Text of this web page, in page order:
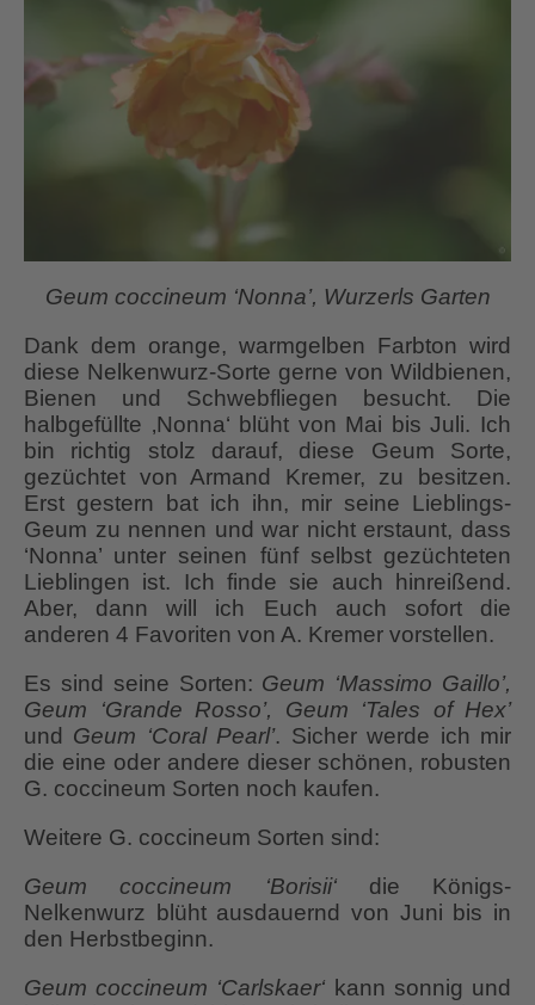
Geum coccineum ‘Nonna’, Wurzerls Garten
Dank dem orange, warmgelben Farbton wird
diese Nelkenwurz-Sorte gerne von Wildbienen,
Bienen und Schwebfliegen besucht. Die
halbgefüllte ‚Nonna‘ blüht von Mai bis Juli. Ich
bin richtig stolz darauf, diese Geum Sorte,
gezüchtet von Armand Kremer, zu besitzen.
Erst gestern bat ich ihn, mir seine Lieblings-
Geum zu nennen und war nicht erstaunt, dass
‘Nonna’ unter seinen fünf selbst gezüchteten
Lieblingen ist. Ich finde sie auch hinreißend.
Aber, dann will ich Euch auch sofort die
anderen 4 Favoriten von A. Kremer vorstellen.
Es sind seine Sorten: Geum ‘Massimo Gaillo’,
Geum ‘Grande Rosso’, Geum ‘Tales of Hex’
und Geum ‘Coral Pearl’. Sicher werde ich mir
die eine oder andere dieser schönen, robusten
G. coccineum Sorten noch kaufen.
Weitere G. coccineum Sorten sind:
Geum coccineum ‘Borisii‘die Königs-
Nelkenwurz blüht ausdauernd von Juni bis in
den Herbstbeginn.
Geum coccineum ‘Carlskaer‘ kann sonnig und